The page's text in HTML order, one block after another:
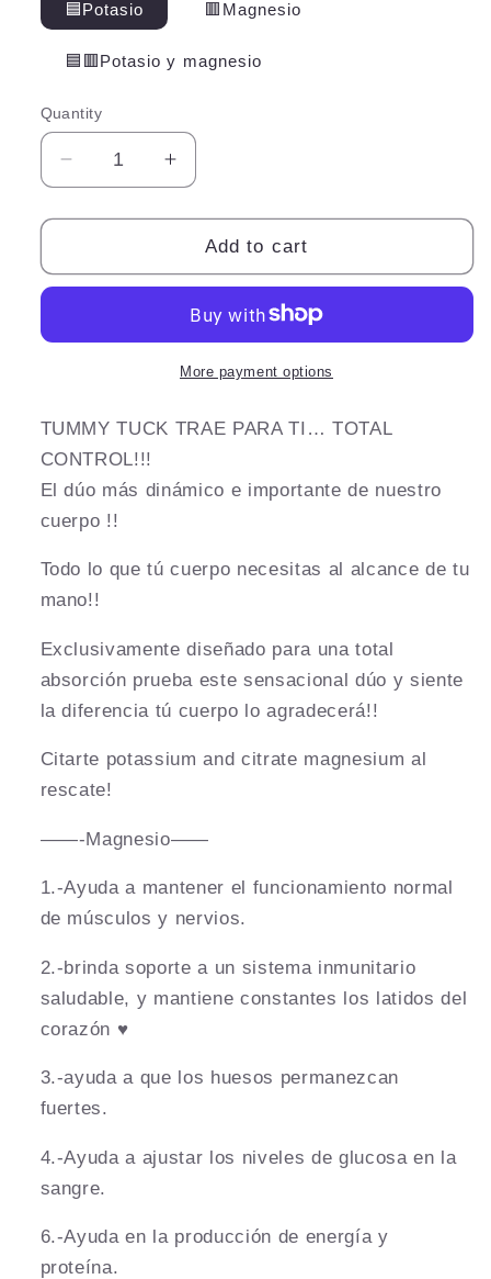
🟦Potasio 🟥Magnesio
🟦🟥Potasio y magnesio
Quantity
Quantity
Decrease
quantity
for
Potassium
Magnesium
Increase
quantity
for
Citarte
Potassium
Citrate
Magnesium
Add to cart
More payment options
TUMMY TUCK TRAE PARA TI… TOTAL
CONTROL!!!
El dúo más dinámico e importante de nuestro
cuerpo !!
Todo lo que tú cuerpo necesitas al alcance de tu
mano!!
Exclusivamente diseñado para una total
absorción prueba este sensacional dúo y siente
la diferencia tú cuerpo lo agradecerá!!
Citarte potassium and citrate magnesium al
rescate!
——-Magnesio——
1.-Ayuda a mantener el funcionamiento normal
de músculos y nervios.
2.-brinda soporte a un sistema inmunitario
saludable, y mantiene constantes los latidos del
corazón ♥️
3.-ayuda a que los huesos permanezcan
fuertes.
4.-Ayuda a ajustar los niveles de glucosa en la
sangre.
6.-Ayuda en la producción de energía y
proteína.